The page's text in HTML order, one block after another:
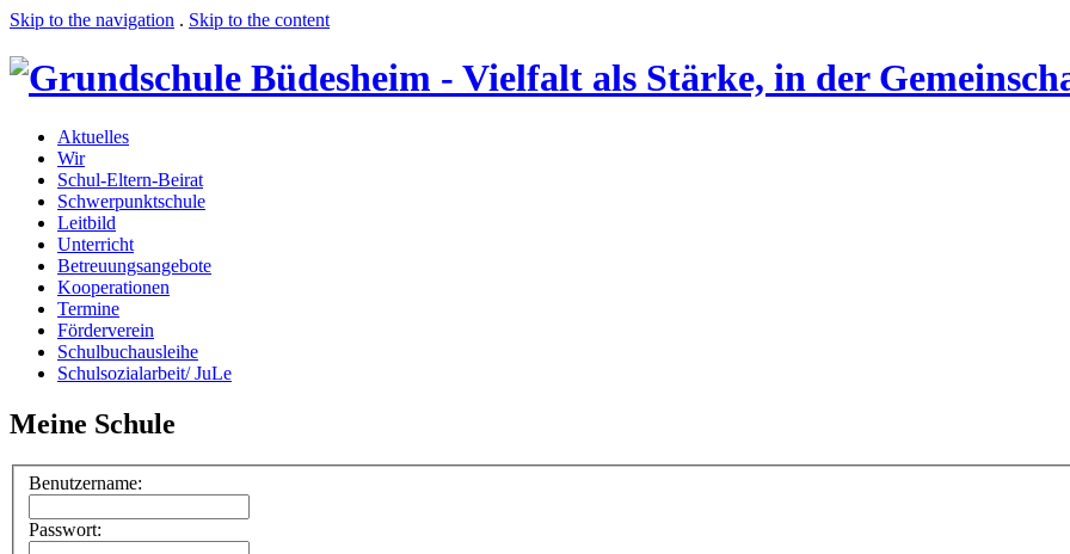
Skip to the navigation . Skip to the content
Aktuelles
Wir
Schul-Eltern-Beirat
Schwerpunktschule
Leitbild
Unterricht
Betreuungsangebote
Kooperationen
Termine
Förderverein
Schulbuchausleihe
Schulsozialarbeit/ JuLe
Meine Schule
Benutzername:
Passwort: